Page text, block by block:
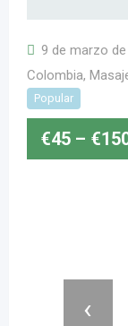
9 de marzo
Colombia,
Popular
€45 – €
‹